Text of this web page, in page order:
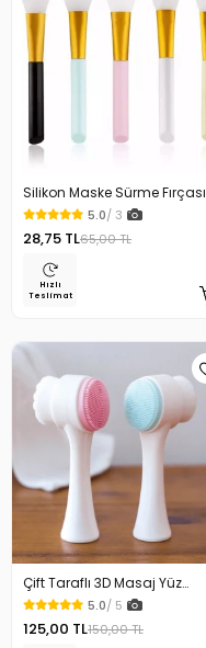
Silikon Maske Sürme Fırçası
Maske Spatulası
5.0/ 3
28,75 TL65,00 TL
Hızlı
Teslimat
Çift Taraflı 3D Masaj Yüz
Temizleme Fırçası
5.0/ 5
125,00 TL150,00 TL